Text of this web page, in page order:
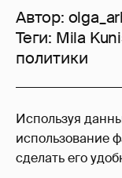
Используя
использование
сделать его
Автор:
Теги: Mila
политики
324
Войдите в
оставлять